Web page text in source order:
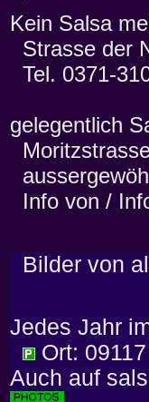
Kein Salsa
Strasse der
Tel. 0371-
gelegentlich
Info von /
Bilder von
Jedes Jahr
Ort:
Auch auf